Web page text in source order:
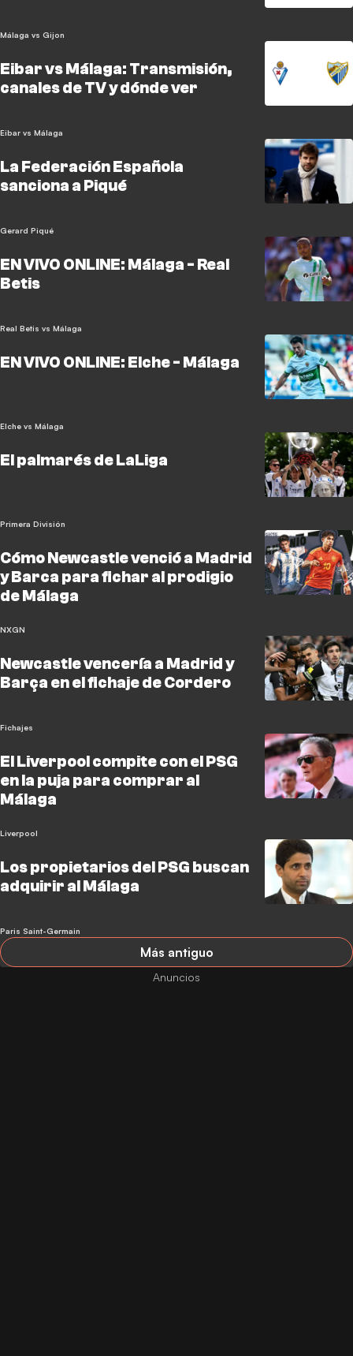
Málaga vs Gijon
Eibar vs Málaga: Transmisión,
canales de TV y dónde ver
Eibar vs Málaga
La Federación Española
sanciona a Piqué
Gerard Piqué
EN VIVO ONLINE: Málaga - Real
Betis
Real Betis vs Málaga
EN VIVO ONLINE: Elche - Málaga
Elche vs Málaga
El palmarés de LaLiga
Primera División
Cómo Newcastle venció a Madrid
y Barca para fichar al prodigio
de Málaga
NXGN
Newcastle vencería a Madrid y
Barça en el fichaje de Cordero
Fichajes
El Liverpool compite con el PSG
en la puja para comprar al
Málaga
Liverpool
Los propietarios del PSG buscan
adquirir al Málaga
Paris Saint-Germain
Más antiguo